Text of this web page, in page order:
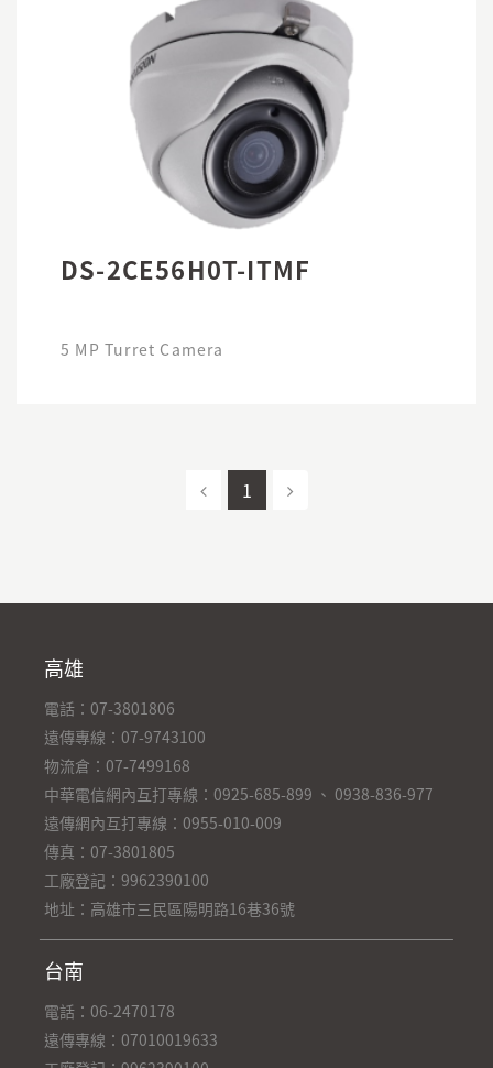
DS-2CE56H0T-ITMF
5 MP Turret Camera
1
高雄
電話：07-3801806
遠傳專線：07-9743100
物流倉：07-7499168
中華電信網內互打專線：0925-685-899 、 0938-836-977
遠傳網內互打專線：0955-010-009
傳真：07-3801805
工廠登記：9962390100
地址：高雄市三民區陽明路16巷36號
台南
電話：06-2470178
遠傳專線：07010019633